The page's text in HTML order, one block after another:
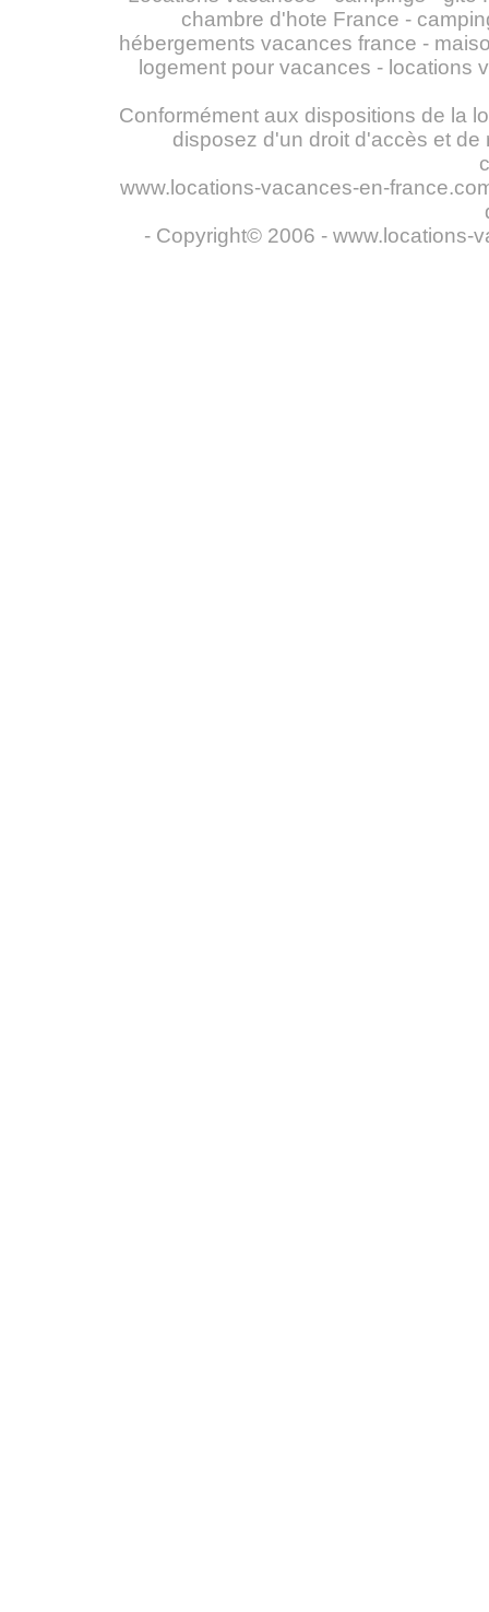
chambre d'hote France -
hébergements vacances france -
logement pour vacances - locations
Conformément aux dispositions de la
disposez d'un droit d'accès et
www.locations-vacances-en-
- Copyright© 2006 - www.locations-